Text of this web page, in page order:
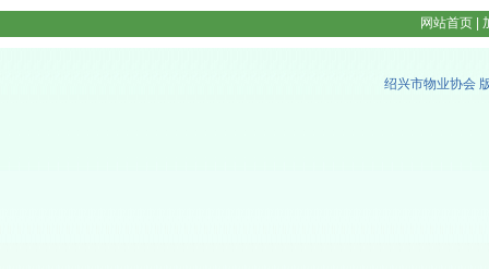
网站首页
绍兴市物业协会